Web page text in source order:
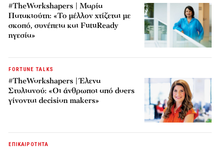
#TheWorkshapers | Μαρία
Πατακιούτη: «Το μέλλον χτίζεται με
σκοπό, συνέπεια και FutuReady
ηγεσία»
FORTUNE TALKS
#TheWorkshapers | Έλενα
Στυλιανού: «Οι άνθρωποι από doers
γίνονται decision makers»
ΕΠΙΚΑΙΡΟΤΗΤΑ